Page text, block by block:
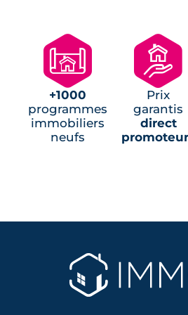
Programmes neufs Salles
Programmes Jeanbrun
🗺
+1000
programmes
immobiliers
neufs
🏘
Prix
garantis
direct